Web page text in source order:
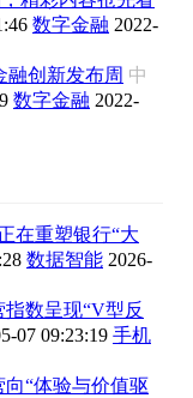
数字金融 2022-
融创新发布周 中
数字金融 2022-
在重塑银行“大
数据智能 2026-
数呈现“V型反
07 09:23:19 手机
“体验与价值驱